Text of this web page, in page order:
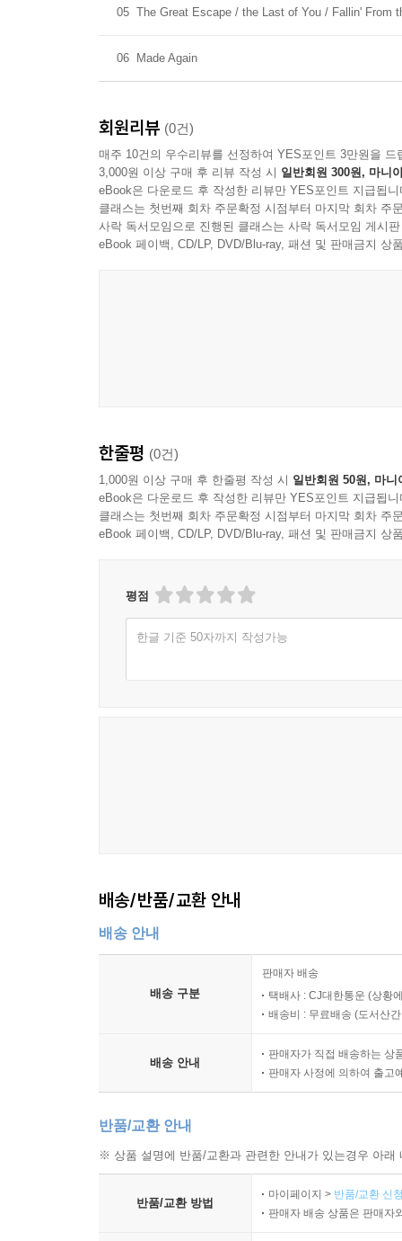
05 The Great Escape / the Last of You / Fallin' From
06 Made Again
회원리뷰 (0건)
매주 10건의 우수리뷰를 선정하여 YES포인트 3만원을 드
3,000원 이상 구매 후 리뷰 작성 시 일반회원 300원, 마니
eBook은 다운로드 후 작성한 리뷰만 YES포인트 지급됩니
클래스는 첫번째 회차 주문확정 시점부터 마지막 회차 주
사락 독서모임으로 진행된 클래스는 사락 독서모임 게시
eBook 페이백, CD/LP, DVD/Blu-ray, 패션 및 판매금지 상
한줄평 (0건)
1,000원 이상 구매 후 한줄평 작성 시 일반회원 50원, 마니
eBook은 다운로드 후 작성한 리뷰만 YES포인트 지급됩니
클래스는 첫번째 회차 주문확정 시점부터 마지막 회차 주
eBook 페이백, CD/LP, DVD/Blu-ray, 패션 및 판매금지 상
평점
한글 기준 50자까지 작성가능
배송/반품/교환 안내
배송 안내
배송 구분
판매자 배송
택배사 : CJ대한통운 (상황
배송비 : 무료배송 (도서산
배송 안내
판매자가 직접 배송하는 상
판매자 사정에 의하여 출고
반품/교환 안내
※ 상품 설명에 반품/교환과 관련한 안내가 있는경우 아
반품/교환 방법
마이페이지 > 반품/교환 신
판매자 배송 상품은 판매자